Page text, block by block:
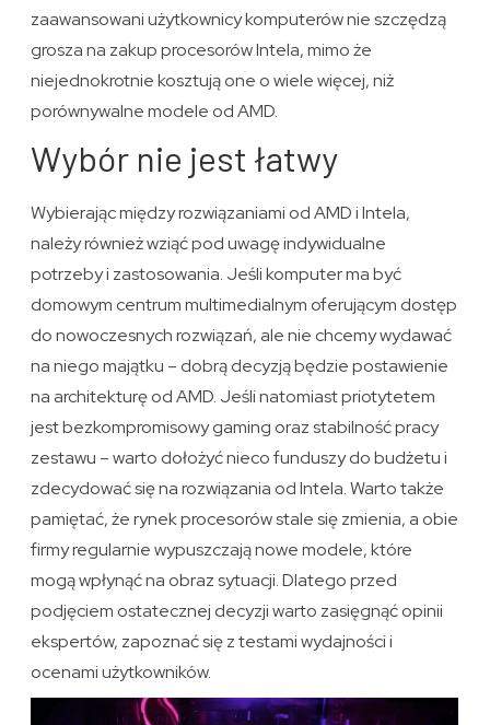
zaawansowani użytkownicy komputerów nie szczędzą
grosza na zakup procesorów Intela, mimo że
niejednokrotnie kosztują one o wiele więcej, niż
porównywalne modele od AMD.
Wybór nie jest łatwy
Wybierając między rozwiązaniami od AMD i Intela,
należy również wziąć pod uwagę indywidualne
potrzeby i zastosowania. Jeśli komputer ma być
domowym centrum multimedialnym oferującym dostęp
do nowoczesnych rozwiązań, ale nie chcemy wydawać
na niego majątku – dobrą decyzją będzie postawienie
na architekturę od AMD. Jeśli natomiast priotytetem
jest bezkompromisowy gaming oraz stabilność pracy
zestawu – warto dołożyć nieco funduszy do budżetu i
zdecydować się na rozwiązania od Intela. Warto także
pamiętać, że rynek procesorów stale się zmienia, a obie
firmy regularnie wypuszczają nowe modele, które
mogą wpłynąć na obraz sytuacji. Dlatego przed
podjęciem ostatecznej decyzji warto zasięgnąć opinii
ekspertów, zapoznać się z testami wydajności i
ocenami użytkowników.